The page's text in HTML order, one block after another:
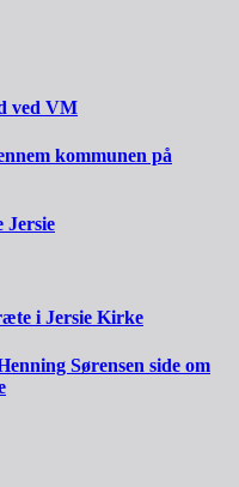
ved VM
kommunen på
Jersie
i Jersie Kirke
Sørensen side om